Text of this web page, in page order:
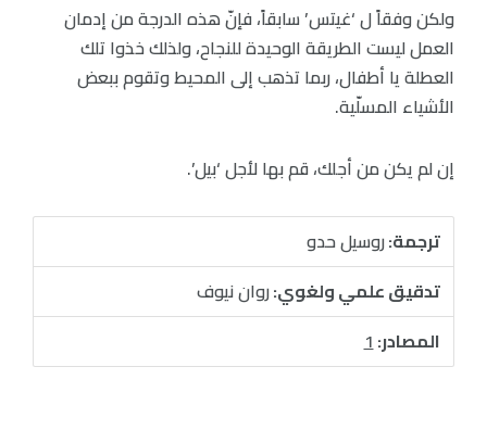
ولكن وفقاً ل ‘غيتس’ سابقاً، فإنّ هذه الدرجة من إدمان
العمل ليست الطريقة الوحيدة للنجاح، ولذلك خذوا تلك
العطلة يا أطفال، ربما تذهب إلى المحيط وتقوم ببعض
الأشياء المسلّية.
إن لم يكن من أجلك، قم بها لأجل ‘بيل’.
ترجمة:روسيل حدو
تدقيق علمي ولغوي:روان نيوف
المصادر:1